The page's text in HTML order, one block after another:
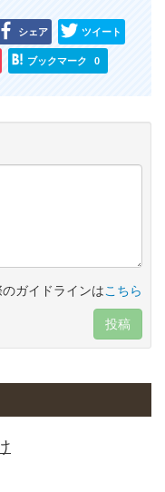
シェア ツイート
ブックマーク 0
ガイドラインはこちら
投稿